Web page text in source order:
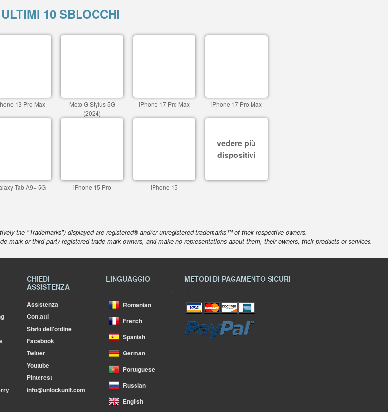
ULTIMI 10 SBLOCCHI
13 Pro Max
Moto G Stylus 5G
(2024)
iPhone 17 Pro Max iPhone 17 Pro Max
Tab A9+ 5G iPhone 15 Pro iPhone 15
vedere più
dispositivi
the "Trademarks") displayed are registered® and/or unregistered trademarks™ of their respective owners.
mark or third-party registered trade mark owners, and make no representations about them, their owners, their products or services.
CHIEDI
ASSISTENZA
Assistenza
Contatti
Stato dell'ordine
Facebook
Twitter
Youtube
Pinterest
info@unlockunit.com
LINGUAGGIO
Romanian
French
Spanish
German
Portuguese
Russian
English
METODI DI PAGAMENTO SICURI